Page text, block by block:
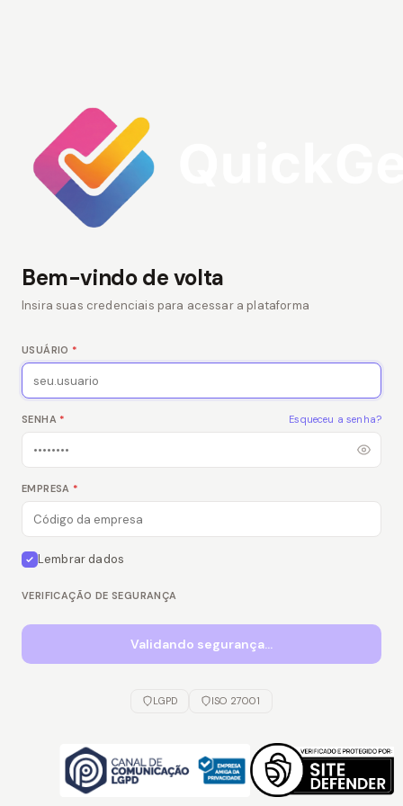
Bem-vindo de volta
Insira suas credenciais para acessar a plataforma
USUÁRIO *
SENHA * Esqueceu a senha?
EMPRESA *
Lembrar dados
VERIFICAÇÃO DE SEGURANÇA
Validando segurança...
LGPD ISO 27001